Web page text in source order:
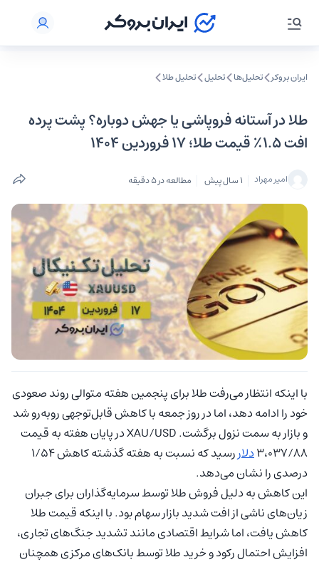
ایران بروکر تحلیل‌ها تحلیل‌ تحلیل طلا
طلا در آستانه فروپاشی یا جهش دوباره؟ پشت پرده
افت ۱.۵٪ قیمت طلا؛ ۱۷ فروردین ۱۴۰۴
امیر مهراد 1 سال پیش مطالعه در 5 دقیقه
با اینکه انتظار می‌رفت طلا برای پنجمین هفته متوالی روند صعودی
خود را ادامه دهد، اما در روز جمعه با کاهش قابل‌توجهی روبه‌رو شد
و بازار به سمت نزول برگشت. XAU/USD در پایان هفته به قیمت
۳،۰۳۷/۸۸دلار
رسید که نسبت به هفته گذشته کاهش ۱/۵۴
درصدی را نشان می‌دهد.
این کاهش به دلیل فروش طلا توسط سرمایه‌گذاران برای جبران
زیان‌های ناشی از افت شدید بازار سهام بود. با اینکه قیمت طلا
کاهش یافت، اما شرایط اقتصادی مانند تشدید جنگ‌های تجاری،
افزایش احتمال رکود و خرید طلا توسط بانک‌های مرکزی همچنان